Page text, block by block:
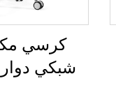
كرسي
شبكي